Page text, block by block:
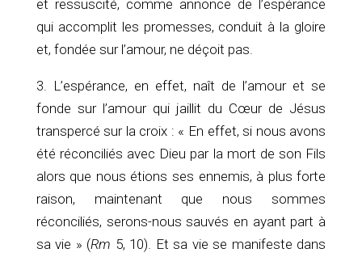
et ressuscité, comme annonce de l’espérance
qui accomplit les promesses, conduit à la gloire
et, fondée sur l’amour, ne déçoit pas.
3. L’espérance, en effet, naît de l’amour et se
fonde sur l’amour qui jaillit du Cœur de Jésus
transpercé sur la croix : « En effet, si nous avons
été réconciliés avec Dieu par la mort de son Fils
alors que nous étions ses ennemis, à plus forte
raison, maintenant que nous sommes
réconciliés, serons-nous sauvés en ayant part à
sa vie » (Rm 5, 10). Et sa vie se manifeste dans